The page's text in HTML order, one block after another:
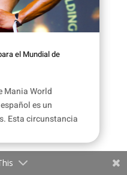
el Mundial de
Mania World
es un
Esta circunstancia